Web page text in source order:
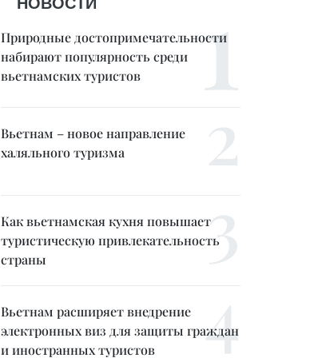
Природные достопримечательности
набирают популярность среди
вьетнамских туристов
Вьетнам – новое направление
халяльного туризма
Как вьетнамская кухня повышает
туристическую привлекательность
страны
Вьетнам расширяет внедрение
электронных виз для защиты граждан
и иностранных туристов